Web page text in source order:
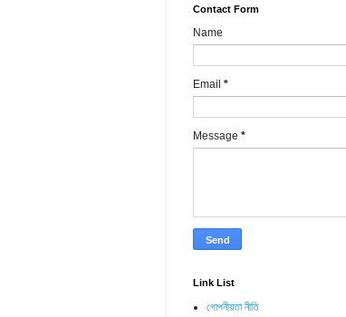
Contact Form
Name
Email *
Message *
Link List
গোপনীয়তা নীতি